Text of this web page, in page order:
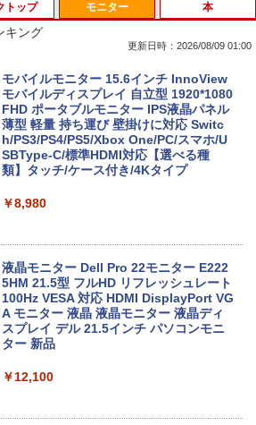
Soundcore P42i (Bluetooth 6.1)【完
ワイヤレスイヤホン/ウルトラノイズキャン
リング 3.5 / マルチポイント接続 / 最大40時
再生 / コンパクト形状/持ち運びに便利 / IP5
塵防水位規格/PSE技術基準適合】パープ
9,990
Soundcore P31i ピンク
5,990
Soundcore Liberty 5 ディープブルー
14,990
WAYNE feat. Flo Milli, ATL Jacob
WAYNE feat. Flo Milli, ATL Jacob
250
250
My Road (Stadium ver.)
250
Amazon 天然水 ラベルレス 500ml ×24本
士山の天然水 バナジウム含有 水 ミネラル
ォーター ペットボトル 静岡県産 500ミリリ
1,380
Amazon.co.jp限定】 い・ろ・は・す 2L P
ラベルレス ×8本
1,117
炭酸水 ペットボトル 500ミリリットル (Sm
屋のひとりごと 17巻 (デジタル版ビッグガ
ガンコミックス)
世界居酒屋「のぶ」(22) (角川コミックス・
ース)
832
594
モノクロ版 39 (ジャンプ
■新品■Panasonic Let's note CF-SZ5 C
F-SZ6 CF-SV1 CF-SV2 CF-SV7 CF-SV8
CF-SV9 日本語キーボード
￥4,620
【8/05.8/10限定！お買い物マラソン×5の
en 3 (第14世代Intel N100/ メモリ4GB/ e
MMC64GB/ 無線LAN/フルHD1920*108
0/ 5G Softbank/ Webカメラ)【送料無
料】
￥12,199
トップ モニター
キング
更新日時：2026/08/09 01:00
モバイルモニター 15.6インチ InnoView
モバイルディスプレイ 自立型 1920*1080
FHD ポータブルモニター IPS液晶パネル
薄型 軽量 持ち運び 壁掛けに対応 Switc
h/PS3/PS4/PS5/Xbox One/PC/スマホ/U
SBType-C/標準HDMI対応【選べる種
類】タッチ/ケース付き/4Kタイプ
￥8,980
液晶モニター Dell Pro 22モニター E222
5HM 21.5型 フルHD リフレッシュレート
100Hz VESA 対応 HDMI DisplayPort VG
A モニター 液晶 液晶モニター 液晶ディ
スプレイ デル 21.5インチ パソコンモニ
ター 新品
￥12,100
本